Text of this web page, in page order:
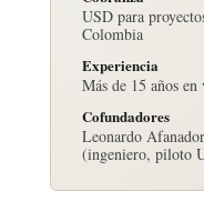
USD para
Colombia
Experiencia
Más de 15 años
Cofundadores
Leonardo
(ingeniero, piloto